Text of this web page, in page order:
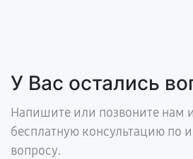
У Вас остались
Напишите или позвоните нам
бесплатную консультацию по
вопросу.